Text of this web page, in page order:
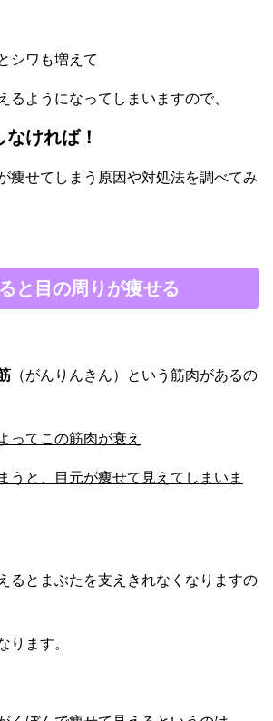
シワも増えて
るようになってしまいますので、
ければ！
痩せてしまう原因や対処法を調べてみ
と目の周りが痩せる
（がんりんきん）という筋肉があるの
ってこの筋肉が衰え
うと、目元が痩せて見えてしまいま
るとまぶたを支えきれなくなりますの
ります。